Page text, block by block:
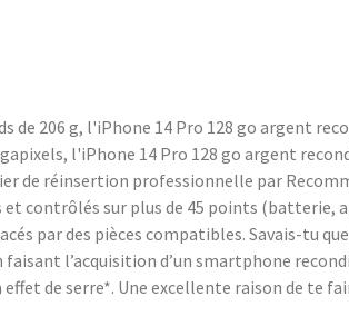
de 206 g, l'iPhone 14 Pro 128 go argent
l'iPhone 14 Pro 128 go argent
de réinsertion professionnelle par
et contrôlés sur plus de 45 points (batterie,
par des pièces compatibles. Savais-tu
l’acquisition d’un smartphone
de serre*. Une excellente raison de te